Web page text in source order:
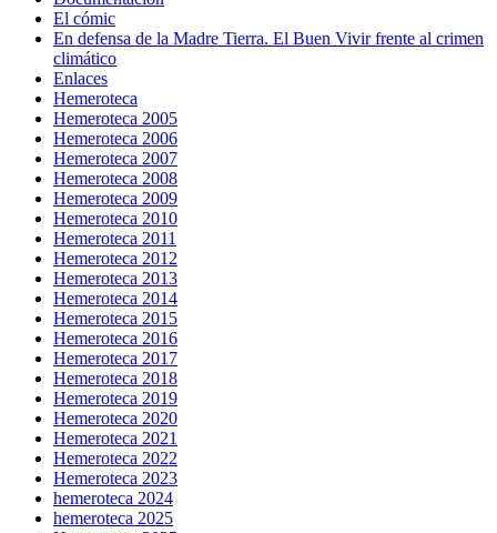
El cómic
En defensa de la Madre Tierra. El Buen Vivir frente al crimen
climático
Enlaces
Hemeroteca
Hemeroteca 2005
Hemeroteca 2006
Hemeroteca 2007
Hemeroteca 2008
Hemeroteca 2009
Hemeroteca 2010
Hemeroteca 2011
Hemeroteca 2012
Hemeroteca 2013
Hemeroteca 2014
Hemeroteca 2015
Hemeroteca 2016
Hemeroteca 2017
Hemeroteca 2018
Hemeroteca 2019
Hemeroteca 2020
Hemeroteca 2021
Hemeroteca 2022
Hemeroteca 2023
hemeroteca 2024
hemeroteca 2025